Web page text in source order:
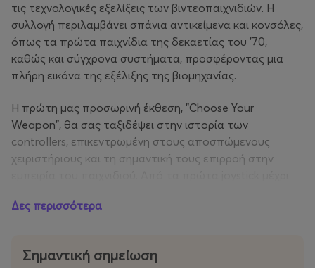
τις τεχνολογικές εξελίξεις των βιντεοπαιχνιδιών. Η
συλλογή περιλαμβάνει σπάνια αντικείμενα και κονσόλες,
όπως τα πρώτα παιχνίδια της δεκαετίας του ’70,
καθώς και σύγχρονα συστήματα, προσφέροντας μια
πλήρη εικόνα της εξέλιξης της βιομηχανίας.
Η πρώτη μας προσωρινή έκθεση, "Choose Your
Weapon", θα σας ταξιδέψει στην ιστορία των
controllers, επικεντρωμένη στους αποσπώμενους
χειριστήριους και τη σημαντική τους επιρροή στην
αυτή η έκθεση προσφέρει μια μοναδική ευκαιρία να
παιχνίδια.
Δες περισσότερα
Σημαντική σημείωση